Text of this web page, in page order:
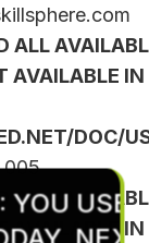
ALL
AVAILABLE
DOC/
005
ALL
AVAILABLE